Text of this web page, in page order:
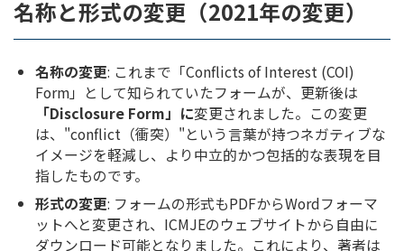
名称と形式の変更（2021年の変更）
名称の変更: これまで「Conflicts of Interest (COI)
Form」として知られていたフォームが、更新後は
「Disclosure Form」に変更されました。この変更
は、"conflict（衝突）"という言葉が持つネガティブな
イメージを軽減し、より中立的かつ包括的な表現を目
指したものです。
形式の変更: フォームの形式もPDFからWordフォーマ
ットへと変更され、ICMJEのウェブサイトから自由に
ダウンロード可能となりました。これにより、著者は